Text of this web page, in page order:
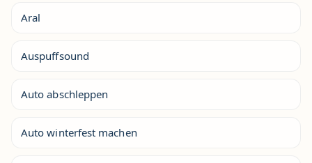
Aral
Auspuffsound
Auto abschleppen
Auto winterfest machen